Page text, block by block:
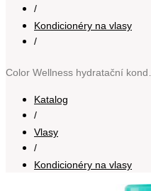
/
Kondicionéry na vlasy
/
Katalog
/
Vlasy
/
Kondicionéry na vlasy